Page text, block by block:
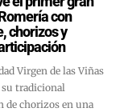
con
chorizos y
Virgen de las Viñas
tradicional
de chorizos en una